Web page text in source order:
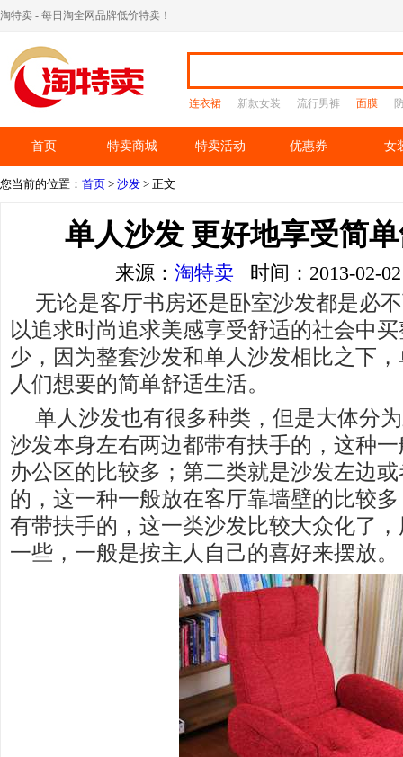
淘特卖 - 每日淘全网品牌低价特卖！
连衣裙 新款女装 流行男裤 面膜
首页 特卖商城 特卖活动 优惠券 女
您当前的位置： 首页 > 沙发 > 正文
单人沙发 更好地享受简
来源： 淘特卖 时间：2013-02-
无论是客厅书房还是卧室沙发都是必
以追求时尚追求美感享受舒适的社会中
少，因为整套沙发和单人沙发相比之下
人们想要的简单舒适生活。
单人沙发也有很多种类，但是大体分
沙发本身左右两边都带有扶手的，这种
办公区的比较多；第二类就是沙发左边
的，这一种一般放在客厅靠墙壁的比较
有带扶手的，这一类沙发比较大众化了
一些，一般是按主人自己的喜好来摆放。